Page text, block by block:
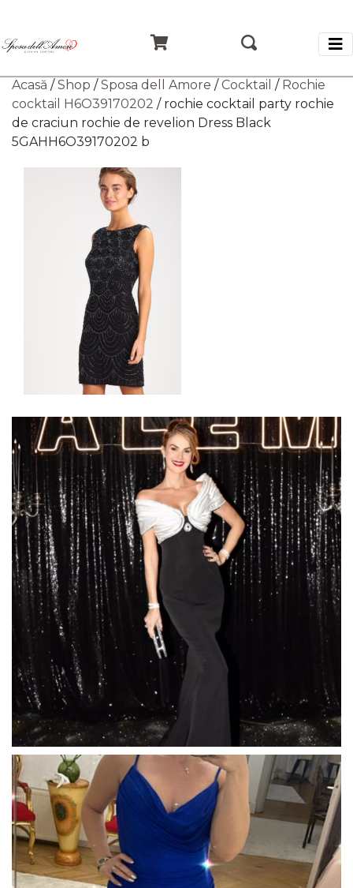
Acasă /Shop /Sposa dell Amore / Cocktail / Rochie
cocktail H6O39170202 / rochie cocktail party rochie
de craciun rochie de revelion Dress Black
5GAHH6O39170202 b